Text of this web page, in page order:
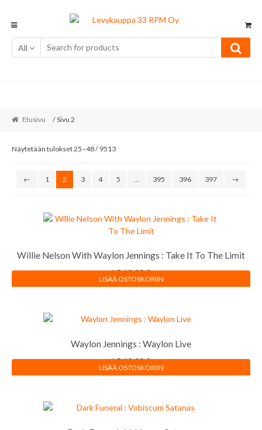
navigation
content
All
Etusivu / Sivu 2
Näytetään tulokset 25–48 / 9513Sorted
←
1 2 3 4 5 395 396 397 →
Willie Nelson With Waylon Jennings : Take It To The Limit
LP12,00€
LISÄÄ OSTOSKORIIN
Waylon Jennings : Waylon Live
LP12,00€
LISÄÄ OSTOSKORIIN